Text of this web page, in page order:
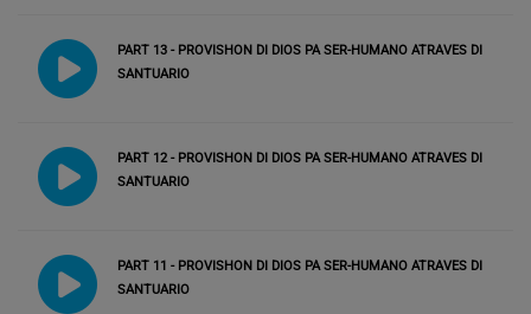
PART 13 - PROVISHON DI DIOS PA SER-HUMANO ATRAVES DI
SANTUARIO
PART 12 - PROVISHON DI DIOS PA SER-HUMANO ATRAVES DI
SANTUARIO
PART 11 - PROVISHON DI DIOS PA SER-HUMANO ATRAVES DI
SANTUARIO